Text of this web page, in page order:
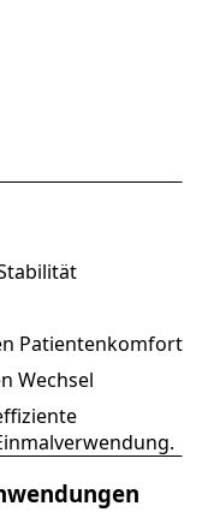
Patientenkomfort
Wechsel